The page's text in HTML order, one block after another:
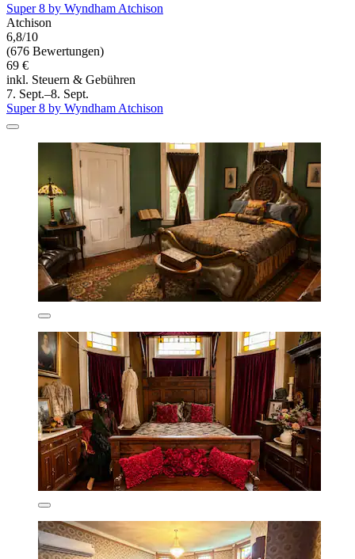
Super 8 by Wyndham Atchison
Atchison
6,8/10
(676 Bewertungen)
69 €
inkl. Steuern & Gebühren
7. Sept.–8. Sept.
Super 8 by Wyndham Atchison